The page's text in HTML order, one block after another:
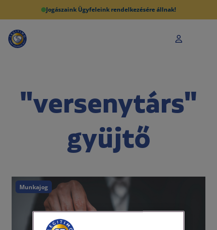
Jogászaink Ügyfeleink rendelkezésére állnak!
"versenytárs"
gyüjtő
Munkajog